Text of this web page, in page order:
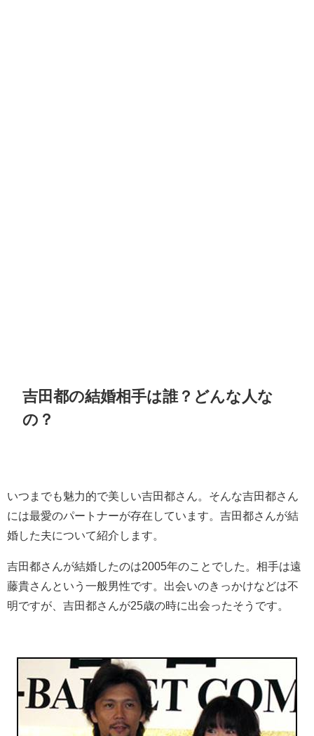
吉田都の結婚相手は誰？どんな人な
の？
いつまでも魅力的で美しい吉田都さん。そんな吉田都さん
には最愛のパートナーが存在しています。吉田都さんが結
婚した夫について紹介します。
吉田都さんが結婚したのは2005年のことでした。相手は遠
藤貴さんという一般男性です。出会いのきっかけなどは不
明ですが、吉田都さんが25歳の時に出会ったそうです。